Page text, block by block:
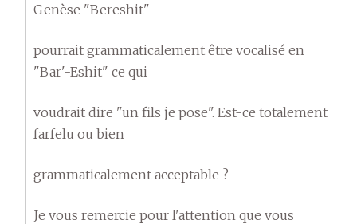
Genèse "Bereshit"
pourrait grammaticalement être vocalisé en
"Bar'-Eshit" ce qui
voudrait dire "un fils je pose". Est-ce totalement
farfelu ou bien
grammaticalement acceptable ?
Je vous remercie pour l'attention que vous